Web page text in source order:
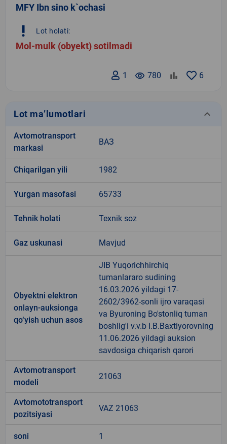
MFY Ibn sino k`ochasi
priority_high Lot holati:
Mol-mulk (obyekt) sotilmadi
6
remove_red_eye 780
1
Lot ma’lumotlari keyboard_arrow_down
Avtomotransport
markasi
ВАЗ
Chiqarilgan yili 1982
Yurgan masofasi 65733
Tehnik holati Texnik soz
Gaz uskunasi Mavjud
Obyektni elektron
onlayn-auksionga
qo‘yish uchun asos
JIB Yuqorichhirchiq
tumanlararo sudining
16.03.2026 yildagi 17-
2602/3962-sonli ijro varaqasi
va Byuroning Bo'stonliq tuman
boshlig'i v.v.b I.B.Baxtiyorovning
11.06.2026 yildagi auksion
savdosiga chiqarish qarori
Avtomotransport
modeli
21063
Avtomototransport
pozitsiyasi
VAZ 21063
soni 1